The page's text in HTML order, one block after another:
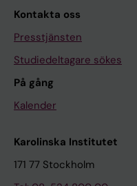
Kontakta oss
Presstjänsten
Studiedeltagare sökes
På gång
Kalender
Karolinska Institutet
171 77 Stockholm